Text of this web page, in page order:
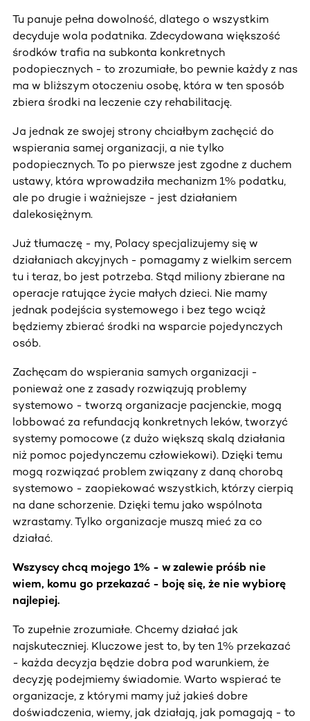
Tu panuje pełna dowolność, dlatego o wszystkim
decyduje wola podatnika. Zdecydowana większość
środków trafia na subkonta konkretnych
podopiecznych - to zrozumiałe, bo pewnie każdy z nas
ma w bliższym otoczeniu osobę, która w ten sposób
zbiera środki na leczenie czy rehabilitację.
Ja jednak ze swojej strony chciałbym zachęcić do
wspierania samej organizacji, a nie tylko
podopiecznych. To po pierwsze jest zgodne z duchem
ustawy, która wprowadziła mechanizm 1% podatku,
ale po drugie i ważniejsze - jest działaniem
dalekosiężnym.
Już tłumaczę - my, Polacy specjalizujemy się w
działaniach akcyjnych - pomagamy z wielkim sercem
tu i teraz, bo jest potrzeba. Stąd miliony zbierane na
operacje ratujące życie małych dzieci. Nie mamy
jednak podejścia systemowego i bez tego wciąż
będziemy zbierać środki na wsparcie pojedynczych
osób.
Zachęcam do wspierania samych organizacji -
ponieważ one z zasady rozwiązują problemy
systemowo - tworzą organizacje pacjenckie, mogą
lobbować za refundacją konkretnych leków, tworzyć
systemy pomocowe (z dużo większą skalą działania
niż pomoc pojedynczemu człowiekowi). Dzięki temu
mogą rozwiązać problem związany z daną chorobą
systemowo - zaopiekować wszystkich, którzy cierpią
na dane schorzenie. Dzięki temu jako wspólnota
wzrastamy. Tylko organizacje muszą mieć za co
działać.
Wszyscy chcą mojego 1% - w zalewie próśb nie
wiem, komu go przekazać - boję się, że nie wybiorę
najlepiej.
To zupełnie zrozumiałe. Chcemy działać jak
najskuteczniej. Kluczowe jest to, by ten 1% przekazać
- każda decyzja będzie dobra pod warunkiem, że
decyzję podejmiemy świadomie. Warto wspierać te
organizacje, z którymi mamy już jakieś dobre
doświadczenia, wiemy, jak działają, jak pomagają - to